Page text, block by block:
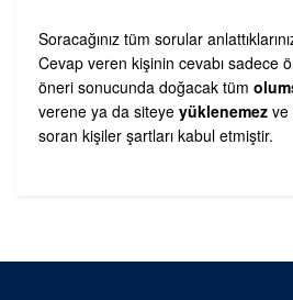
Soracağınız tüm sorular
Cevap veren kişinin cevabı sadece
öneri sonucunda doğacak tüm
verene ya da siteye yüklenemez ve
soran kişiler şartları kabul etmiştir.